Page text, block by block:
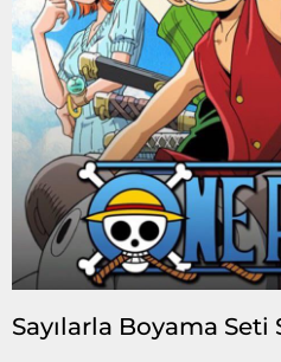
Sayılarla Boyama